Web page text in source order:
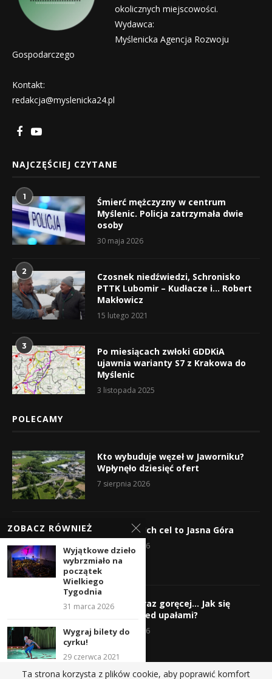
okolicznych miejscowości.
Wydawca:
Myślenicka Agencja Rozwoju
Gospodarczego
Kontakt:
redakcja@myslenicka24.pl
NAJCZĘŚCIEJ CZYTANE
1
Śmierć mężczyzny w centrum
Myślenic. Policja zatrzymała dwie
osoby
30 maja 2026
2
Czosnek niedźwiedzi, Schronisko
PTTK Lubomir – Kudłacze i… Robert
Makłowicz
15 lutego 2021
3
Po miesiącach zwłoki GDDKiA
ujawnia warianty S7 z Krakowa do
Myślenic
3 listopada 2025
POLECAMY
Kto wybuduje węzeł w Jaworniku?
Wpłynęło dziesięć ofert
7 sierpnia 2026
Wyruszyli! Ich cel to Jasna Góra
5 sierpnia 2026
Gorąco, coraz goręcej… Jak się
chronić przed upałami?
4 sierpnia 2026
ZOBACZ RÓWNIEŻ
Wyjątkowe dzieło
wybrzmiało na
początek
Wielkiego
Tygodnia
31 marca 2026
Wygraj bilety do
cyrku!
29 czerwca 2021
Ta strona korzysta z plików cookie, aby poprawić komfort